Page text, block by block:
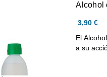
Alcohol
3,90 €
El
a su